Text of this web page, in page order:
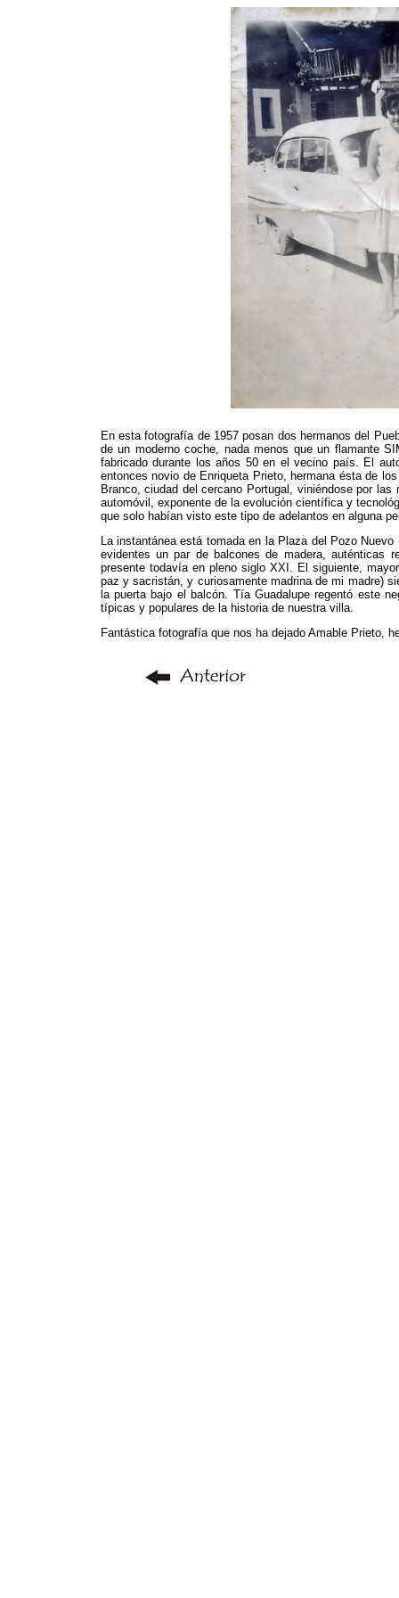
En esta fotografía de 1957 posan dos hermanos del
de un moderno coche, nada menos que un flamante
fabricado durante los años 50 en el vecino país. El
entonces novio de Enriqueta Prieto, hermana ésta de
Branco, ciudad del cercano Portugal, viniéndose por
automóvil, exponente de la evolución científica y
que solo habían visto este tipo de adelantos en alguna
La instantánea está tomada en la Plaza del Pozo
evidentes un par de balcones de madera,
presente todavía en pleno siglo XXI. El siguiente,
paz y sacristán, y curiosamente madrina de mi madre)
la puerta bajo el balcón. Tía Guadalupe regentó este
típicas y populares de la historia de nuestra villa.
Fantástica fotografía que nos ha dejado Amable Prieto,